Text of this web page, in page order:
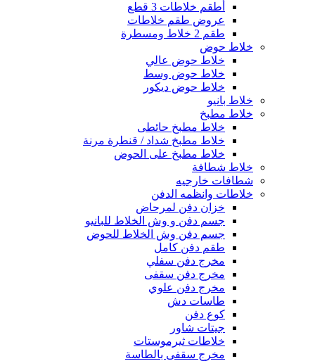
أطقم خلاطات 3 قطع
عروض طقم خلاطات
طقم 2 خلاط ومسطرة
خلاط حوض
خلاط حوض عالي
خلاط حوض وسط
خلاط حوض ديكور
خلاط بانيو
خلاط مطبخ
خلاط مطبخ حائطى
خلاط مطبخ شداد / قنطرة مرنة
خلاط مطبخ على الحوض
خلاط شطافة
شطافات خارجيه
خلاطات وانظمه الدفن
خزان دفن لمرحاض
جسم دفن و وش الخلاط للبانيو
جسم دفن وش الخلاط للحوض
طقم دفن كامل
مخرج دفن سفلي
مخرج دفن سقفى
مخرج دفن علوي
طاسات دش
كوع دفن
جيتات شاور
خلاطات ثيرموستات
مخرج سقفى بالطاسة